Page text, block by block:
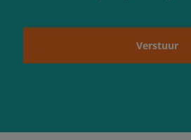
Verstuur